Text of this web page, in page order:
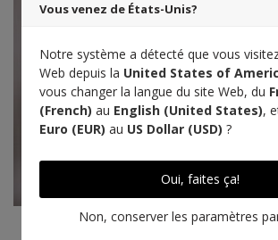
Point main
Vous venez de États-Unis?
Notre système a détecté que vous
Web depuis la United States of
vous changer la langue du site Web, du
(French) au English (United States),
Euro (EUR) au US Dollar (USD) ?
Oui, faites ça!
Non, conserver les paramètres